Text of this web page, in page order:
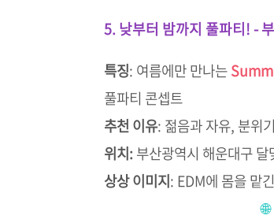
5. 낮부터 밤까지 풀파티! -
특징: 여름에만 만나는
풀파티 콘셉트
추천 이유: 젊음과 자유, 분위
위치: 부산광역시 해운대구
상상 이미지: EDM에 몸을 맡